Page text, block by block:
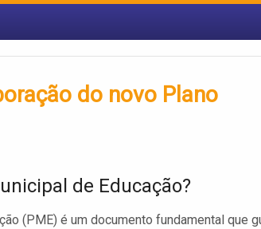
do novo Plano
de Educação?
(PME) é um documento fundamental que